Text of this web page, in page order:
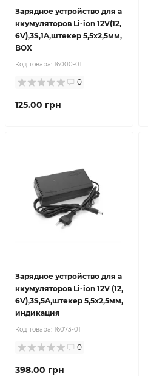
Зарядное устройство для а
ккумуляторов Li-ion 12V(12,
6V),3S,1A,штекер 5,5х2,5мм,
BOX
Код товара: 16000-01
0
125.00 грн
Зарядное устройство для а
ккумуляторов Li-ion 12V (12,
6V),3S,5A,штекер 5,5х2,5мм,
индикация
Код товара: 16073-01
0
398.00 грн